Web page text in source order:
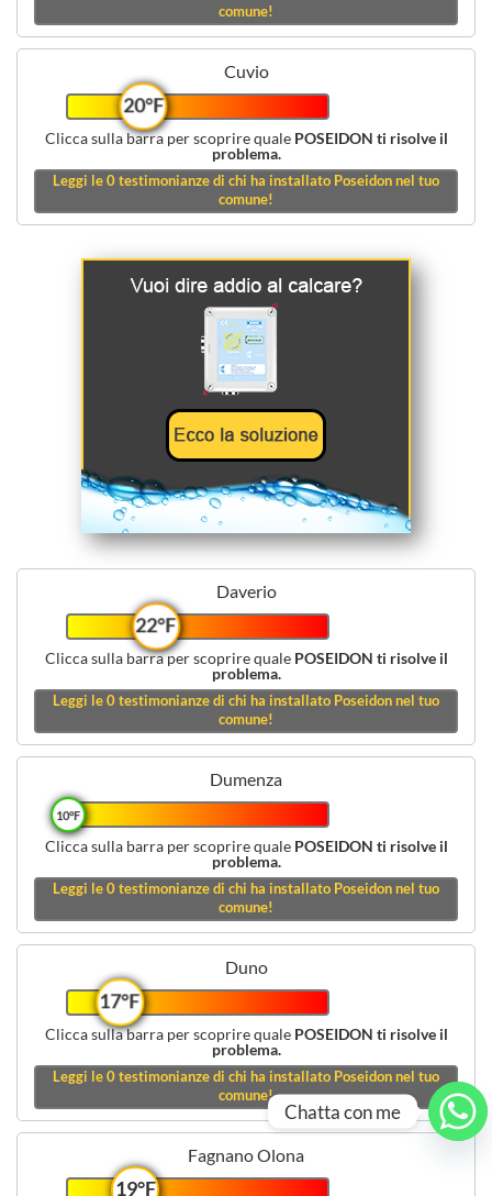
comune!
Cuvio
20°F
Clicca sulla barra per scoprire quale POSEIDON ti risolve il
problema.
Leggi le0testimonianze di chi ha installato Poseidon nel tuo
comune!
Daverio
22°F
Clicca sulla barra per scoprire quale POSEIDON ti risolve il
problema.
Leggi le0testimonianze di chi ha installato Poseidon nel tuo
comune!
Dumenza
10°F
Clicca sulla barra per scoprire quale POSEIDON ti risolve il
problema.
Leggi le0testimonianze di chi ha installato Poseidon nel tuo
comune!
Duno
17°F
Clicca sulla barra per scoprire quale POSEIDON ti risolve il
problema.
Leggi le0testimonianze di chi ha installato Poseidon nel tuo
comune!
Fagnano Olona
19°F
Chatta con me